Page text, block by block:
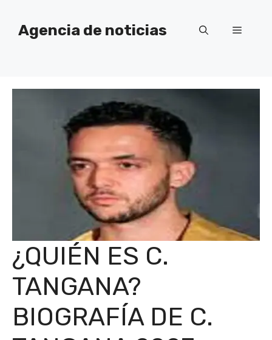
contenido
Agencia de noticias Menú
¿QUIÉN ES C.
TANGANA?
BIOGRAFÍA DE C.